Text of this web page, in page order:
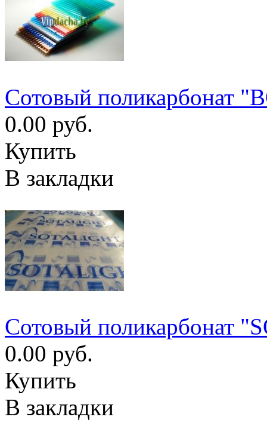
Cотовый поликарбонат
0.00 руб.
Купить
В закладки
Сотовый поликарбонат
0.00 руб.
Купить
В закладки